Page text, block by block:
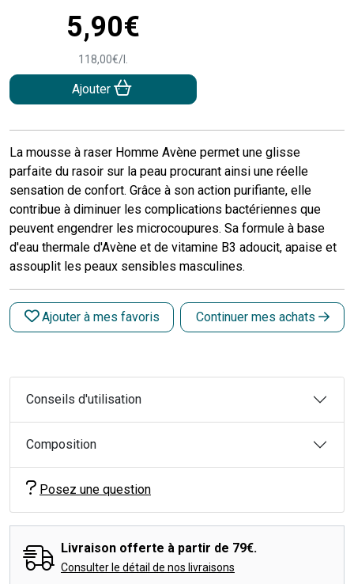
5,90€
118,00€/
Ajouter
La mousse à raser Homme Avène permet une glisse
parfaite du rasoir sur la peau procurant ainsi une réelle
sensation de confort. Grâce à son action purifiante, elle
contribue à diminuer les complications bactériennes que
peuvent engendrer les microcoupures. Sa formule à base
d'eau thermale d'Avène et de vitamine B3 adoucit, apaise et
assouplit les peaux sensibles masculines.
Ajouter à mes favoris Continuer mes achats
Conseils d'utilisation
Composition
Posez une question
Livraison offerte à partir de 79€.
Consulter le détail de nos livraisons